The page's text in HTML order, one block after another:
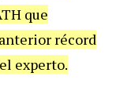
que
récord
experto.